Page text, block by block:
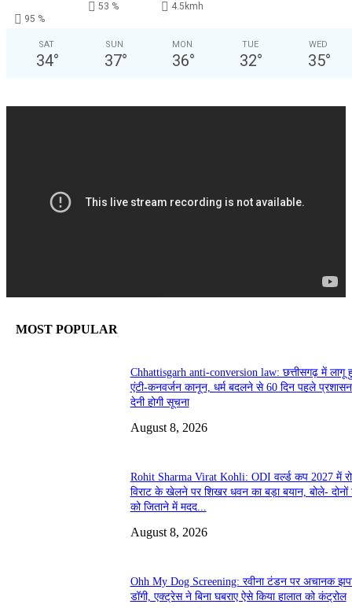
53 %
4.5kmh
95 %
SAT
34°
SUN
37°
MON
36°
TUE
32°
WED
35°
MOST POPULAR
Chhattisgarh anti-conversion law: छत्तीसगढ़ में लागू
एंटी-कनवर्जन कानून, धर्म बदलने से 60 दिन पहले
देनी होगी सूचना
August 8, 2026
Rohit Sharma Virat Kohli: ODI वर्ल्ड कप 2027 में
विराट के खेलने पर शिखर धवन का बड़ा बयान, बोले- दोनों
को जिताने में मदद...
August 8, 2026
Ohh My Dog Screening: रवीना टंडन पर अचानक
डॉगी, एक्ट्रेस ने बिना घबराए ऐसे किया हालात को कंट्रोल